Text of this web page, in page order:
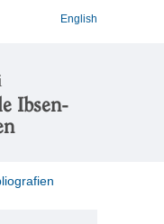
English
Ibsen-